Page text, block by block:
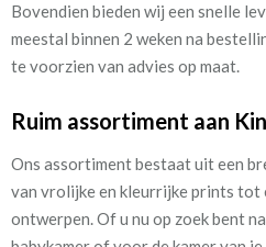
Bovendien bieden wij een snelle
meestal binnen 2 weken na
te voorzien van advies op maat.
Ruim assortiment aan
Ons assortiment bestaat uit een
van vrolijke en kleurrijke prints tot
ontwerpen. Of u nu op zoek bent